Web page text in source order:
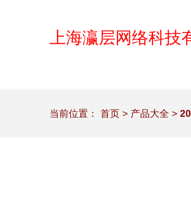
上海瀛层网络科技
当前位置： 首页 > 产品大全 >